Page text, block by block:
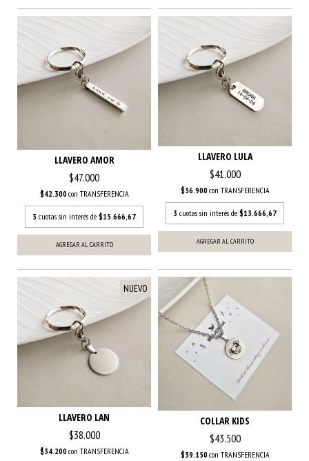
LLAVERO AMOR
$47.000
$42.300con TRANSFERENCIA
3 cuotas sin interés de $15.666,67
AGREGAR AL CARRITO
LLAVERO LULA
$41.000
$36.900con TRANSFERENCIA
3 cuotas sin interés de $13.666,67
AGREGAR AL CARRITO
NUEVO
LLAVERO LAN
$38.000
$34.200con TRANSFERENCIA
COLLAR KIDS
$43.500
$39.150con TRANSFERENCIA